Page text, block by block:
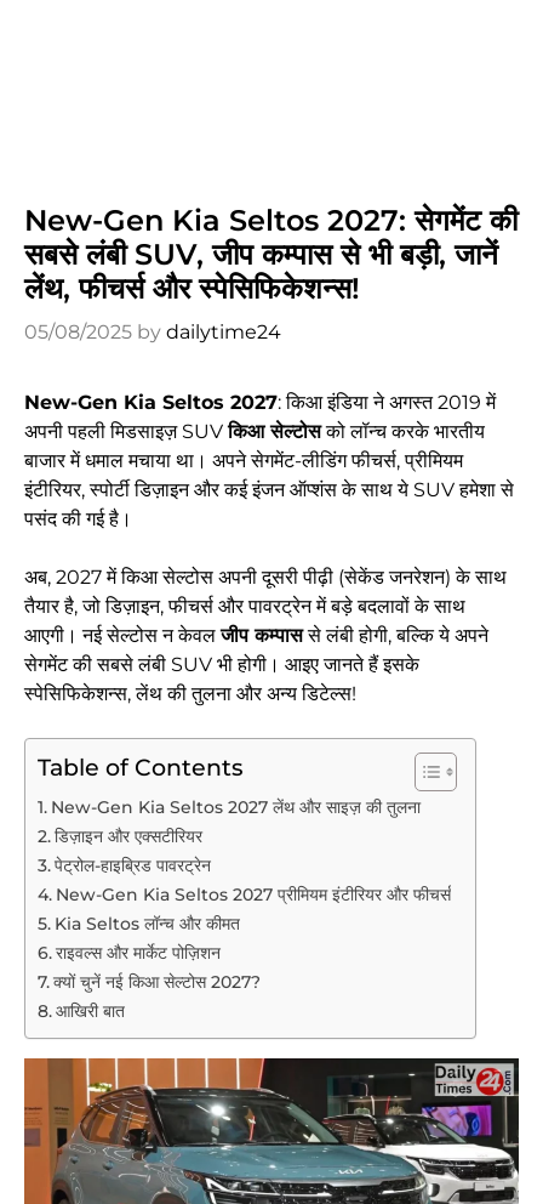
New-Gen Kia Seltos 2027: सेगमेंट की
सबसे लंबी SUV, जीप कम्पास से भी बड़ी, जानें
लेंथ, फीचर्स और स्पेसिफिकेशन्स!
05/08/2025 by dailytime24
New-Gen Kia Seltos 2027: किआ इंडिया ने अगस्त 2019 में
अपनी पहली मिडसाइज़ SUVकिआ सेल्टोसको लॉन्च करके भारतीय
बाजार में धमाल मचाया था। अपने सेगमेंट-लीडिंग फीचर्स, प्रीमियम
इंटीरियर, स्पोर्टी डिज़ाइन और कई इंजन ऑप्शंस के साथ ये SUV हमेशा से
पसंद की गई है।
अब, 2027 में किआ सेल्टोस अपनी दूसरी पीढ़ी (सेकेंड जनरेशन) के साथ
तैयार है, जो डिज़ाइन, फीचर्स और पावरट्रेन में बड़े बदलावों के साथ
आएगी। नई सेल्टोस न केवलजीप कम्पाससे लंबी होगी, बल्कि ये अपने
सेगमेंट की सबसे लंबी SUV भी होगी। आइए जानते हैं इसके
स्पेसिफिकेशन्स, लेंथ की तुलना और अन्य डिटेल्स!
Table of Contents
New-Gen Kia Seltos 2027 लेंथ और साइज़ की तुलना
डिज़ाइन और एक्सटीरियर
पेट्रोल-हाइब्रिड पावरट्रेन
New-Gen Kia Seltos 2027 प्रीमियम इंटीरियर और फीचर्स
Kia Seltos लॉन्च और कीमत
राइवल्स और मार्केट पोज़िशन
क्यों चुनें नई किआ सेल्टोस 2027?
आखिरी बात